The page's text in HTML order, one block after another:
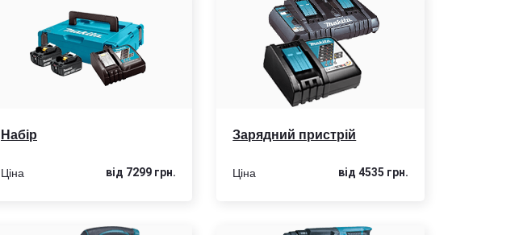
Набір
Ціна від 7299 грн.
Зарядний пристрій
Ціна від 4535 грн.